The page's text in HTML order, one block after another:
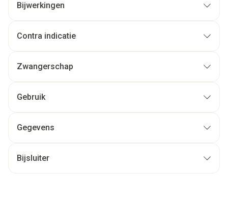
Bijwerkingen
Contra indicatie
Zwangerschap
Gebruik
Gegevens
Bijsluiter